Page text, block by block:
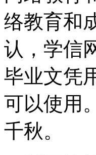
络教育和
认，学信
毕业文凭
可以使用
千秋。